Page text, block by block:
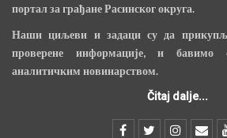
портал за грађане Расинског округа.
Наши циљеви и задаци су да
проверене информације, и
аналитичким новинарством.
Čitaj dalje...